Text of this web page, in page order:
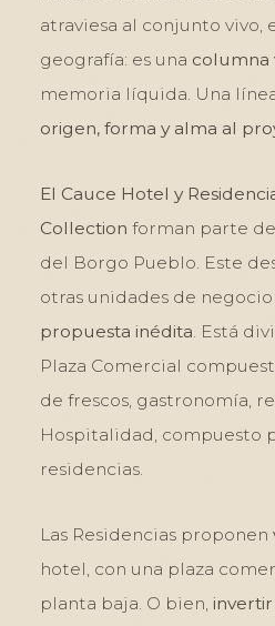
atraviesa al conjunto vivo,
geografía: es una columna
memoria líquida. Una
origen, forma y alma al
El Cauce Hotel y
Collection forman parte
del Borgo Pueblo. Este
otras unidades de
propuesta inédita. Está
Plaza Comercial
de frescos, gastronomía,
Hospitalidad, compuesto
residencias.
Las Residencias proponen
hotel, con una plaza
planta baja. O bien, invertir